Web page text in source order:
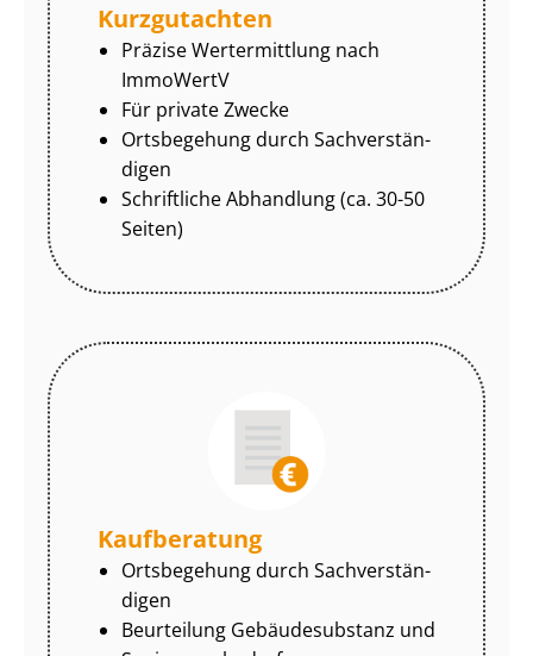
Kurzgutachten
Präzise Wertermittlung nach
ImmoWertV
Für private Zwecke
Ortsbegehung durch Sach­ver­stän­
di­gen
Schriftliche Abhandlung (ca. 30-50
Seiten)
Kaufberatung
Ortsbegehung durch Sach­ver­stän­
di­gen
Beurteilung Gebäudesubstanz und